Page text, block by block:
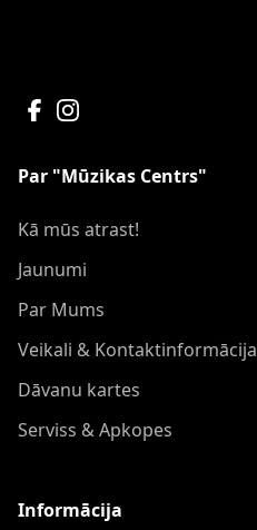
Par "Mūzikas Centrs"
Kā mūs atrast!
Jaunumi
Par Mums
Veikali & Kontaktinformācija
Dāvanu kartes
Serviss & Apkopes
Informācija